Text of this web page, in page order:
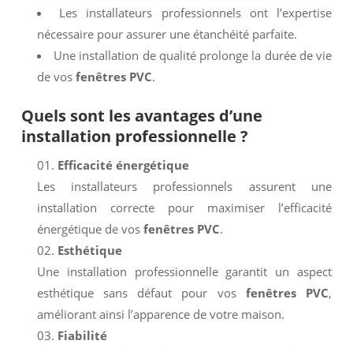
Les installateurs professionnels ont l’expertise
nécessaire pour assurer une étanchéité parfaite.
Une installation de qualité prolonge la durée de vie
de vos fenêtres PVC.
Quels sont les avantages d’une
installation professionnelle ?
Efficacité énergétique
Les installateurs professionnels assurent une
installation correcte pour maximiser l’efficacité
énergétique de vos fenêtres PVC.
Esthétique
Une installation professionnelle garantit un aspect
esthétique sans défaut pour vos fenêtres PVC,
améliorant ainsi l’apparence de votre maison.
Fiabilité